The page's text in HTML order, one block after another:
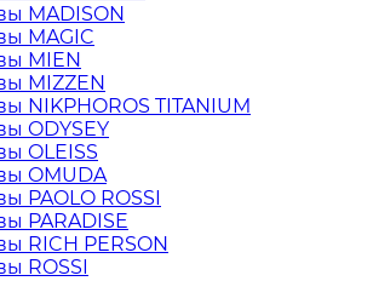
MADISON
MAGIC
MIEN
MIZZEN
NIKPHOROS TITANIUM
ODYSEY
OLEISS
OMUDA
PAOLO ROSSI
PARADISE
RICH PERSON
ROSSI